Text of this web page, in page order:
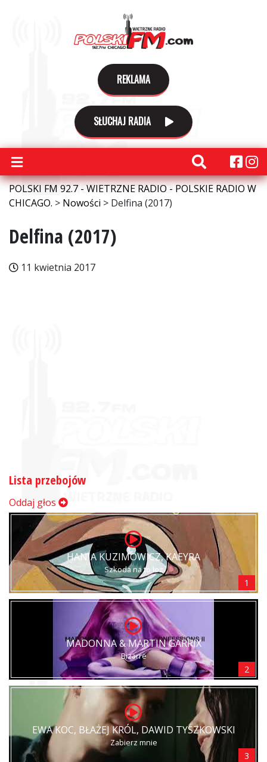
REKLAMA
SŁUCHAJ RADIA
POLSKI FM 92.7 - WIETRZNE RADIO - POLSKIE RADIO W
CHICAGO. > Nowości > Delfina (2017)
Delfina (2017)
11 kwietnia 2017
Lista przebojów
Oddaj głos
HANIA KUZIMOWICZ, KAEYRA
Szkoda na to łez
1
MADONNA & MARTIN GARRIX
Bizarre
2
EWA KOC, BŁAŻEJ KRÓL, DAWID TYSZKOWSKI
Zabierz mnie
3